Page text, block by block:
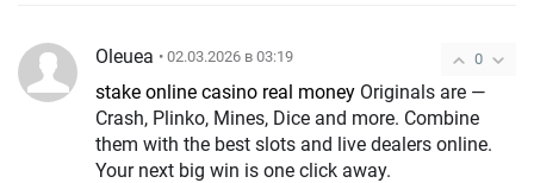
0
Oleuea • 02.03.2026 в 03:19
stake online casino real money
Crash, Plinko, Mines, Dice and more. Combine
them with the best slots and live dealers online.
Your next big win is one click away.